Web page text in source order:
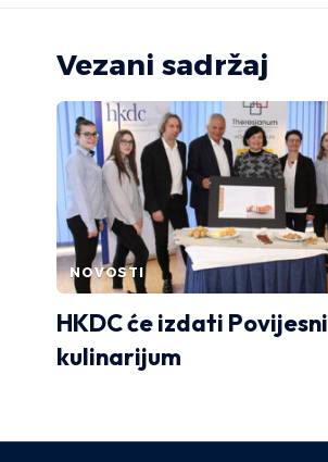
Vezani sadržaj
NOVOSTI
HKDC će izdati Povijesni
kulinarijum